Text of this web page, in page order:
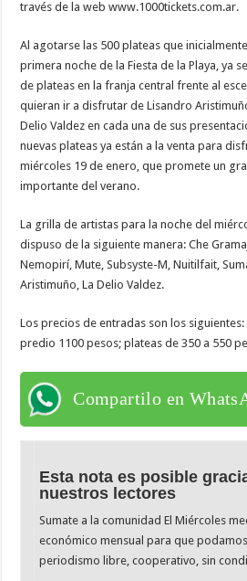
través de la web www.1000tickets.com.ar.
Al agotarse las 500 plateas que
primera noche de la Fiesta de la Playa, ya
de plateas en la franja central frente al
quieran ir a disfrutar de Lisandro
Delio Valdez en cada una de sus
nuevas plateas ya están a la venta para
miércoles 19 de enero, que promete un
importante del verano.
La grilla de artistas para la noche del
dispuso de la siguiente manera: Che
Nemopirí, Mute, Subsyste-M, Nuitilfait,
Aristimuño, La Delio Valdez.
Los precios de entradas son los
predio 1100 pesos; plateas de 350 a 550
Compartilo en
Esta nota es posible
nuestros lectores
Sumate a la comunidad El Miércoles
económico mensual para que
periodismo libre, cooperativo, sin